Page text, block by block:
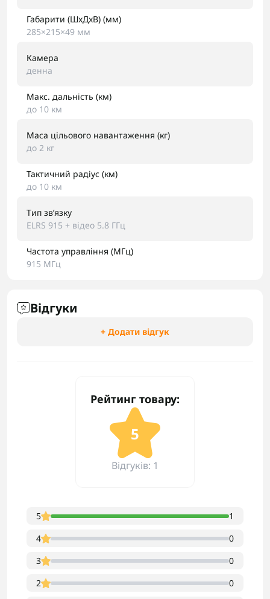
Габарити (ШxДxВ) (мм)
285×215×49 мм
Камера
денна
Макс. дальність (км)
до 10 км
Маса цільового навантаження (кг)
до 2 кг
Тактичний радіус (км)
до 10 км
Тип звʼязку
ELRS 915 + відео 5.8 ГГц
Частота управління (МГц)
915 МГц
Відгуки
+ Додати відгук
Рейтинг товару:
5
Відгуків: 1
5
1
4
0
3
0
2
0